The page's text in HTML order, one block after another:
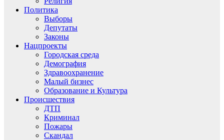
Политика
Выборы
Депутаты
Законы
Нацпроекты
Городская среда
Демография
Здравоохранение
Малый бизнес
Образование и Культура
Происшествия
ДТП
Криминал
Пожары
Скандал